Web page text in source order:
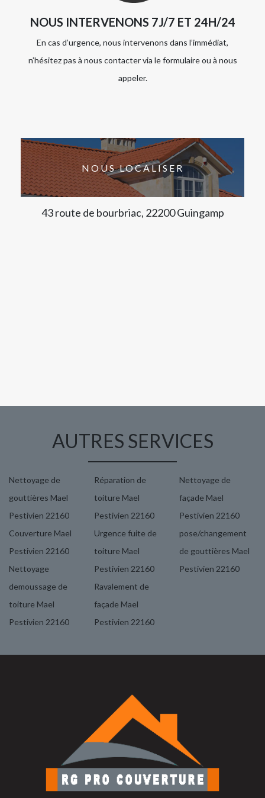
NOUS INTERVENONS 7J/7 ET 24H/24
En cas d’urgence, nous intervenons dans l’immédiat,
n’hésitez pas à nous contacter via le formulaire ou à nous
appeler.
NOUS LOCALISER
43 route de bourbriac, 22200 Guingamp
AUTRES SERVICES
Nettoyage de
gouttières Mael
Pestivien 22160
Couverture Mael
Pestivien 22160
Nettoyage
demoussage de
toiture Mael
Pestivien 22160
Réparation de
toiture Mael
Pestivien 22160
Urgence fuite de
toiture Mael
Pestivien 22160
Ravalement de
façade Mael
Pestivien 22160
Nettoyage de
façade Mael
Pestivien 22160
pose/changement
de gouttières Mael
Pestivien 22160